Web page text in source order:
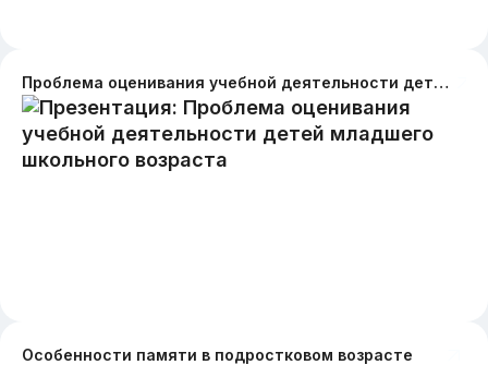
Проблема оценивания учебной деятельности детей младшего школьного возраста
Особенности памяти в подростковом возрасте